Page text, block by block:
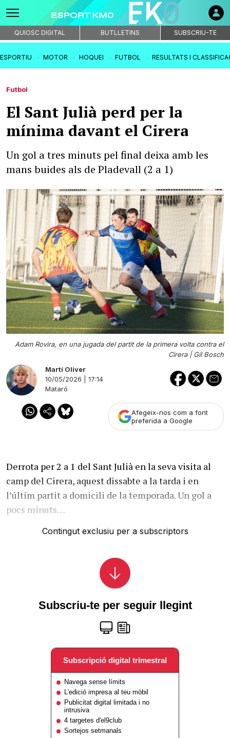
QUIOSC DIGITAL BUTLLETINS SUBSCRIU-TE
MOTOR HOQUEI FUTBOL RESULTATS I
Futbol
El Sant Julià perd per la
mínima davant el Cirera
Un gol a tres minuts pel final deixa amb les
mans buides als de Pladevall (2 a 1)
Adam Rovira, en una jugada del partit de la primera volta contra el
Cirera |Gil Bosch
Martí Oliver
10/05/2026 | 17:14
Mataró
Afegeix-nos com a font
preferida a Google
Derrota per 2 a 1 del Sant Julià en la seva visita al
camp del Cirera, aquest dissabte a la tarda i en
l’últim partit a domicili de la temporada. Un gol a
pocs minuts…
Contingut exclusiu per a subscriptors